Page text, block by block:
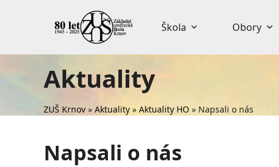
Škola Obory
Aktuality
ZUŠ Krnov » Aktuality » Aktuality HO » Napsali o nás
Napsali o nás